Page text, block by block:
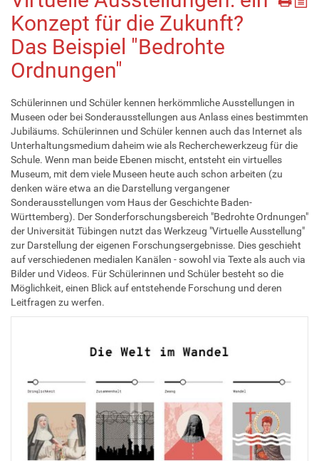
Konzept für die Zukunft?
Das Beispiel "Bedrohte
Ordnungen"
Schülerinnen und Schüler kennen herkömmliche Ausstellungen in
Museen oder bei Sonderausstellungen aus Anlass eines bestimmten
Jubiläums. Schülerinnen und Schüler kennen auch das Internet als
Unterhaltungsmedium daheim wie als Recherchewerkzeug für die
Schule. Wenn man beide Ebenen mischt, entsteht ein virtuelles
Museum, mit dem viele Museen heute auch schon arbeiten (zu
denken wäre etwa an die Darstellung vergangener
Sonderausstellungen vom Haus der Geschichte Baden-
Württemberg). Der Sonderforschungsbereich "Bedrohte Ordnungen"
der Universität Tübingen nutzt das Werkzeug "Virtuelle Ausstellung"
zur Darstellung der eigenen Forschungsergebnisse. Dies geschieht
auf verschiedenen medialen Kanälen - sowohl via Texte als auch via
Bilder und Videos. Für Schülerinnen und Schüler besteht so die
Möglichkeit, einen Blick auf entstehende Forschung und deren
Leitfragen zu werfen.